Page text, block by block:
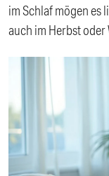
und Hundebett:
im Schlaf mögen es
auch im Herbst
und ist von Mensch
jedoch: Kühle
zahlreiche Vorteile
Energie, die den
zu positiven